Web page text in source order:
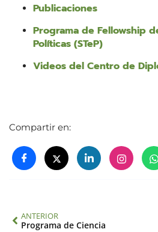
Publicaciones
Programa de Fellowship
Políticas (STeP)
Videos del Centro de
Compartir en:
ANTERIOR
Programa de Ciencia